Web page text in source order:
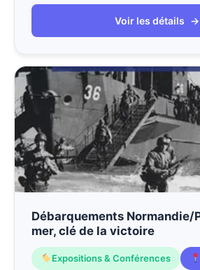
Voir les détails →
Débarquements Normandie/
mer, clé de la victoire
Expositions & Conférences